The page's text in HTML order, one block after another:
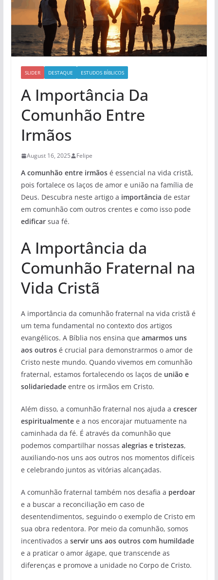
SLIDER DESTAQUE ESTUDOS BÍBLICOS
A Importância Da
Comunhão Entre
Irmãos
August 16, 2025 Felipe
A comunhão entre irmãosé essencial na vida cristã,
pois fortalece os laços de amor e união na família de
Deus. Descubra neste artigo a importância de estar
em comunhão com outros crentes e como isso pode
edificarsua fé.
A Importância da
Comunhão Fraternal na
Vida Cristã
A importância da comunhão fraternal na vida cristã é
um tema fundamental no contexto dos artigos
evangélicos. A Bíblia nos ensina que amarmos uns
aos outrosé crucial para demonstrarmos o amor de
Cristo neste mundo. Quando vivemos em comunhão
fraternal, estamos fortalecendo os laços de união e
solidariedadeentre os irmãos em Cristo.
Além disso, a comunhão fraternal nos ajuda a crescer
espiritualmentee a nos encorajar mutuamente na
caminhada da fé. É através da comunhão que
podemos compartilhar nossas alegrias e tristezas,
auxiliando-nos uns aos outros nos momentos difíceis
e celebrando juntos as vitórias alcançadas.
A comunhão fraternal também nos desafia a perdoar
e a buscar a reconciliação em caso de
desentendimentos, seguindo o exemplo de Cristo em
sua obra redentora. Por meio da comunhão, somos
incentivados a servir uns aos outros com humildade
e a praticar o amor ágape, que transcende as
diferenças e promove a unidade no Corpo de Cristo.